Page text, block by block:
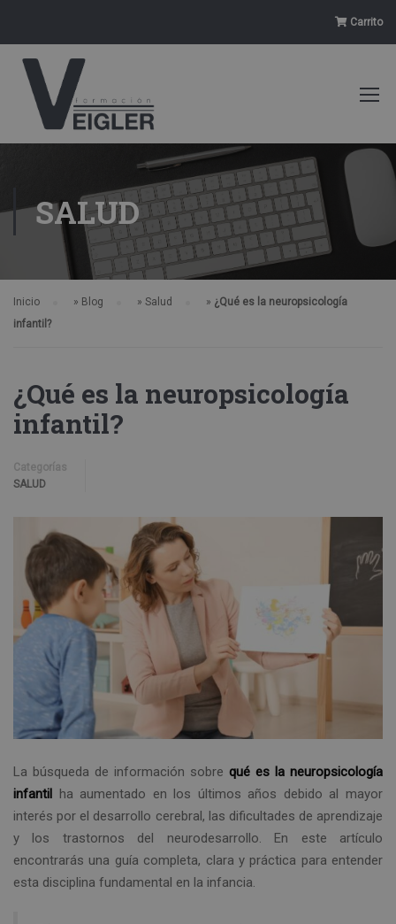
Carrito
SALUD
Inicio » Blog » Salud » ¿Qué es la neuropsicología
infantil?
¿Qué es la neuropsicología
infantil?
Categorías
SALUD
La búsqueda de información sobre qué es la neuropsicología
infantil ha aumentado en los últimos años debido al mayor
interés por el desarrollo cerebral, las dificultades de aprendizaje
y los trastornos del neurodesarrollo. En este artículo
encontrarás una guía completa, clara y práctica para entender
esta disciplina fundamental en la infancia.